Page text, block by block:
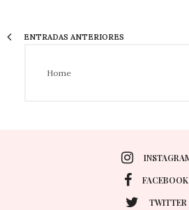
ENTRADAS ANTERIORES
Home
FACEBOOK
TWITTER